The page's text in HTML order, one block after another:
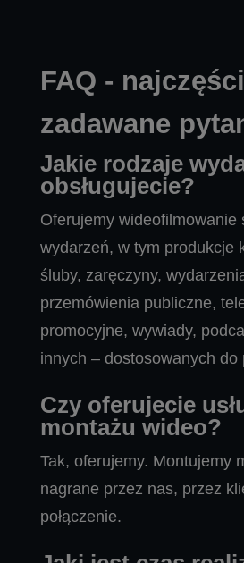
FAQ -
zadawane
Jakie rodzaje
obsługujecie?
Oferujemy wideofilmowanie
wydarzeń, w tym produkcje
śluby, zaręczyny,
przemówienia publiczne,
promocyjne, wywiady,
innych – dostosowanych do
Czy oferujecie
montażu wideo?
Tak, oferujemy. Montujemy
nagrane przez nas, przez
połączenie.